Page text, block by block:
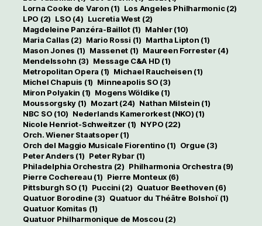
Lorna Cooke de Varon (1) Los Angeles Philharmonic(2)
LPO (2) LSO (4) Lucretia West (2)
Magdeleine Panzéra-Baillot(1) Mahler(10)
Maria Callas (2) Mario Rossi (1) Martha Lipton (1)
Mason Jones (1) Massenet(1) Maureen Forrester(4)
Mendelssohn (3) Message C&A HD (1)
Metropolitan Opera (1) Michael Raucheisen (1)
Michel Chapuis (1) Minneapolis SO (3)
Miron Polyakin (1) Mogens Wöldike (1)
Moussorgsky(1) Mozart(24) Nathan Milstein (1)
NBC SO (10) Nederlands Kamerorkest (NKO) (1)
Nicole Henriot-Schweitzer (1) NYPO (22)
Orch. Wiener Staatsoper(1)
Orch del Maggio Musicale Fiorentino (1) Orgue (3)
Peter Anders (1) Peter Rybar(1)
Philadelphia Orchestra (2) Philharmonia Orchestra (9)
Pierre Cochereau (1) Pierre Monteux (6)
Pittsburgh SO (1) Puccini (2) Quatuor Beethoven (6)
Quatuor Borodine (3) Quatuor du Théâtre Bolshoï(1)
Quatuor Komitas (1)
Quatuor Philharmonique de Moscou (2)